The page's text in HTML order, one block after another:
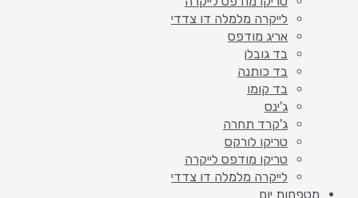
לייקרה מלמלה דו צדדי
אריג מודפס
בד גובלן
בד כותנה
בד קומו
ג'ינס
ג'קרד תחרה
טריקו לורקס
טריקו מודפס לייקרה
לייקרה מלמלה דו צדדי
מטפחות יום